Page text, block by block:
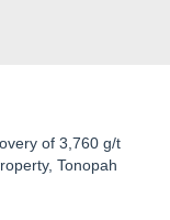
of 3,760 g/t
Tonopah